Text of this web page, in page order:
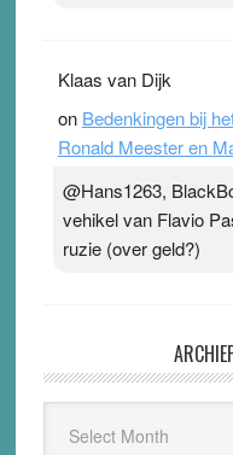
Klaas van Dijk
on Bedenkingen bij
Ronald Meester en
@Hans1263,
vehikel van Flavio
ruzie (over geld?)
Kloptdatwel.nl